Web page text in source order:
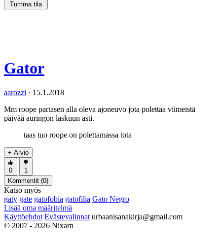
Tumma tila
Gator
aarozzi · 15.1.2018
Mm roope partasen alla oleva ajoneuvo jota polettaa viimeistä
päivää auringon laskuun asti.
taas tuo roope on polettamassa tota
+ Arvio
0
1
Kommentit (0)
Katso myös
gaty gate gatofobia gatofilia Gato Negro
Lisää oma määritelmä
Käyttöehdot Evästevalinnat urbaanisanakirja@gmail.com
© 2007 - 2026 Nixarn